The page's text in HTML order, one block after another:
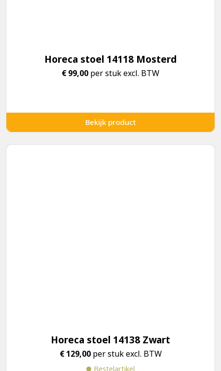
Horeca stoel 14118 Mosterd
€99,00 per stuk excl. BTW
Bekijk product
Horeca stoel 14138 Zwart
€ 129,00per stuk excl. BTW
Bestelartikel